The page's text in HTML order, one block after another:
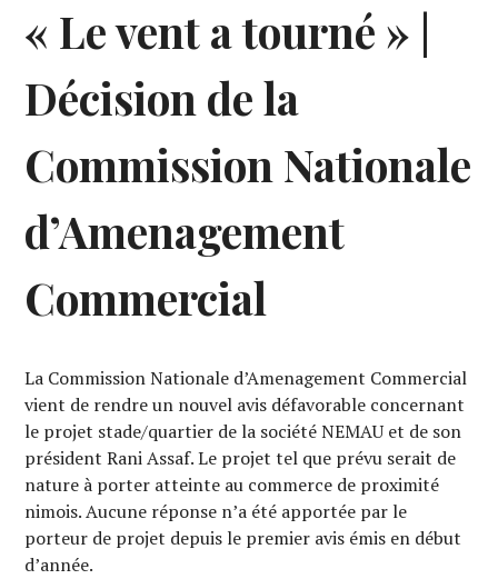
« Le vent a tourné » |
Décision de la
Commission Nationale
d’Amenagement
Commercial
La Commission Nationale d’Amenagement Commercial
vient de rendre un nouvel avis défavorable concernant
le projet stade/quartier de la société NEMAU et de son
président Rani Assaf. Le projet tel que prévu serait de
nature à porter atteinte au commerce de proximité
nimois. Aucune réponse n’a été apportée par le
porteur de projet depuis le premier avis émis en début
d’année.